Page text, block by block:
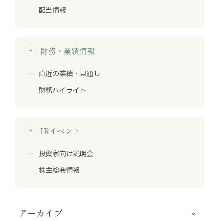
配当情報
arrow_forward 財務・業績情報
直近の業績・見通し
財務ハイライト
arrow_forward IRイベント
投資家向け説明会
株主総会情報
アーカイブ